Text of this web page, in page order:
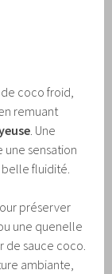
coco froid,
remuant
. Une
une sensation
fluidité.
préserver
une quenelle
de sauce coco.
ambiante,